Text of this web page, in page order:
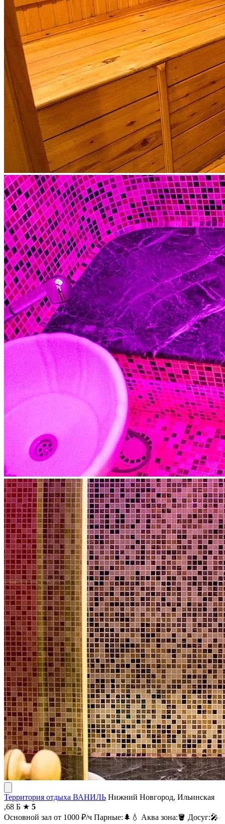
Территория отдыха ВАНИЛЬ Нижний Новгород, Ильинская
,68 Б ★ 5
Основной зал от 1000 ₽/ч Парные: 🌲 💧 Аква зона:🪣 Досуг:🎤